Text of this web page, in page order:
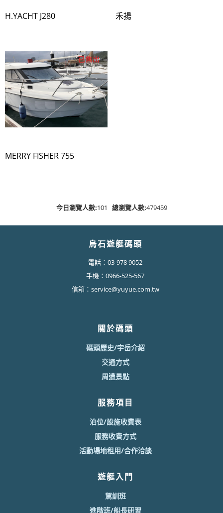
H.YACHT J280 禾揚
MERRY FISHER 755
今日瀏覽人數:101 總瀏覽人數:479459
烏石遊艇碼頭
電話：03-978 9052
手機：0966-525-567
信箱：service@yuyue.com.tw
關於碼頭
碼頭歷史/宇岳介紹
交通方式
周遭景點
服務項目
泊位/設施收費表
服務收費方式
活動場地租用/合作洽談
遊艇入門
駕訓班
進階班/船長研習